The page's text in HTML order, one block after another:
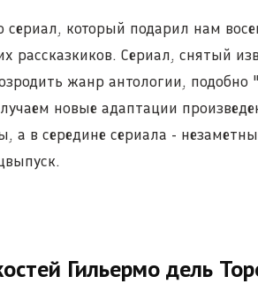
сериал, который подарил нам
рассказкиков. Сериал, снятый
жанр антологии, подобно "
новые адаптации
а в середине сериала -
Гильермо дель